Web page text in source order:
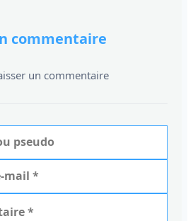
commentaire
un commentaire